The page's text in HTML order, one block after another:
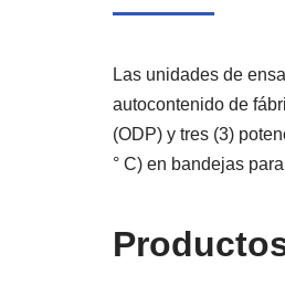
Las unidades de
autocontenido de
(ODP) y tres (3)
° C) en bandejas